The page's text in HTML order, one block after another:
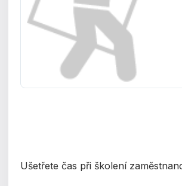
العربية
Ušetřete čas při školení